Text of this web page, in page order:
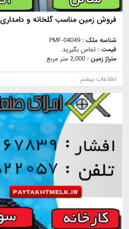
فروش زمین مناسب گلخانه و دامداری 2000 متر
شناسه ملک : PMF-04049
قیمت : تماس بگیرید.
متراژ زمین : 2,000 متر مربع
اطلاعات بیشتر